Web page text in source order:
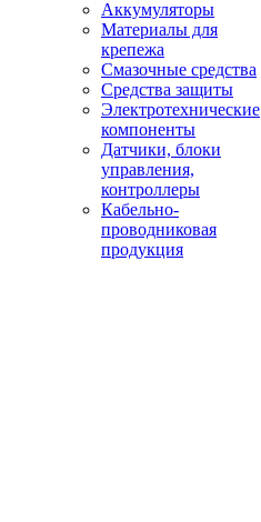
Аккумуляторы
Материалы для
крепежа
Смазочные средства
Средства защиты
Электротехнические
компоненты
Датчики, блоки
управления,
контроллеры
Кабельно-
проводниковая
продукция